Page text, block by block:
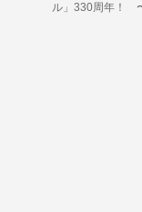
ル」330周年！